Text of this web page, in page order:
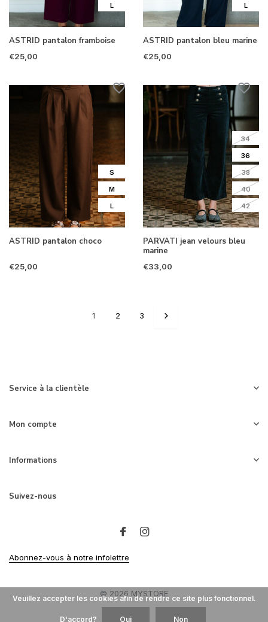
L
ASTRID pantalon framboise
€25,00
L
ASTRID pantalon bleu marine
€25,00
S
M
L
ASTRID pantalon choco
€25,00
34
36
38
40
42
PARVATI jean velours bleu
marine
€33,00
1 2 3
Service à la clientèle
Mon compte
Informations
Suivez-nous
Abonnez-vous à notre infolettre
© 2026 MYSTORE
Veuillez accepter les cookies afin de rendre ce site plus fonctionnel.
D'accord? Oui Non